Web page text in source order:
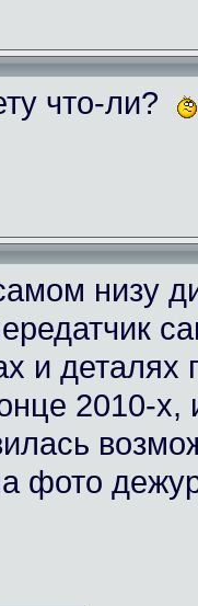
что-ли?
низу
и деталях
2010-х,
фото